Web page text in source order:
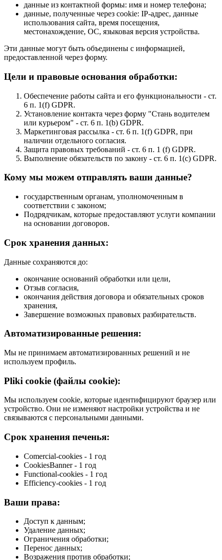
данные из контактной формы: имя и номер телефона;
данные, полученные через cookie: IP-адрес, данные
использования сайта, время посещения,
местонахождение, ОС, языковая версия устройства.
Эти данные могут быть объединены с информацией,
предоставленной через форму.
Цели и правовые основания обработки:
Обеспечение работы сайта и его функциональности - ст.
6 п. 1(f) GDPR.
Установление контакта через форму "Стань водителем
или курьером" - ст. 6 п. 1(b) GDPR.
Маркетинговая рассылка - ст. 6 п. 1(f) GDPR, при
наличии отдельного согласия.
Защита правовых требований - ст. 6 п. 1 (f) GDPR.
Выполнение обязательств по закону - ст. 6 п. 1(с) GDPR.
Кому мы можем отправлять ваши данные?
государственным органам, уполномоченным в
соответствии с законом;
Подрядчикам, которые предоставляют услуги компании
на основании договоров.
Срок хранения данных:
Данные сохраняются до:
окончание оснований обработки или цели,
Отзыв согласия,
окончания действия договора и обязательных сроков
хранения,
Завершение возможных правовых разбирательств.
Автоматизированные решения:
Мы не принимаем автоматизированных решений и не
используем профиль.
Pliki cookie (файлы cookie):
Мы используем cookie, которые идентифицируют браузер или
устройство. Они не изменяют настройки устройства и не
связываются с персональными данными.
Срок хранения печенья:
Comercial-cookies - 1 год
CookiesBanner - 1 год
Functional-cookies - 1 год
Efficiency-cookies - 1 год
Ваши права:
Доступ к данным;
Удаление данных;
Ограничения обработки;
Перенос данных;
Возражения против обработки;